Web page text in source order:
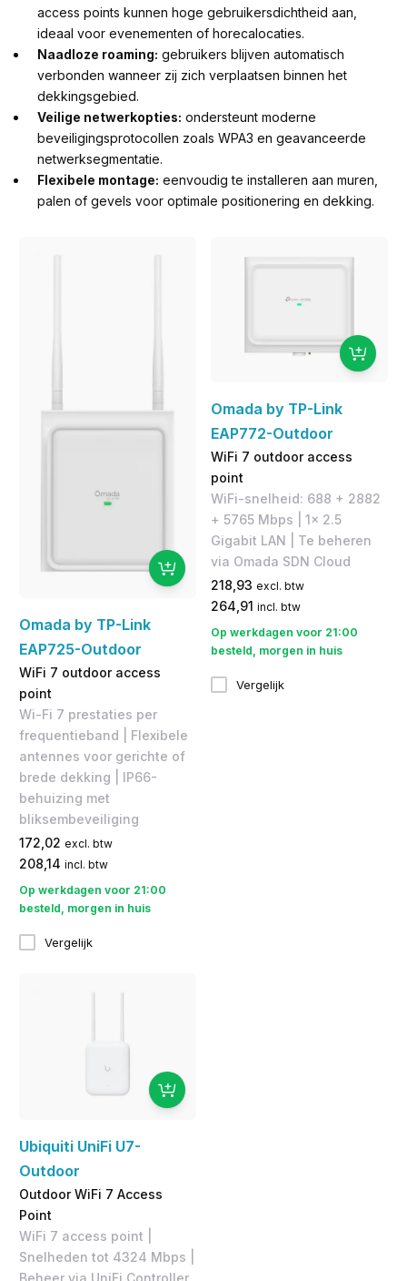
access points kunnen hoge gebruikersdichtheid aan,
ideaal voor evenementen of horecalocaties.
Naadloze roaming: gebruikers blijven automatisch
verbonden wanneer zij zich verplaatsen binnen het
dekkingsgebied.
Veilige netwerkopties: ondersteunt moderne
beveiligingsprotocollen zoals WPA3 en geavanceerde
netwerksegmentatie.
Flexibele montage: eenvoudig te installeren aan muren,
palen of gevels voor optimale positionering en dekking.
Omada by TP-Link
EAP725-Outdoor
WiFi 7 outdoor access
point
Wi-Fi 7 prestaties per
frequentieband | Flexibele
antennes voor gerichte of
brede dekking | IP66-
behuizing met
bliksembeveiliging
172,02 excl. btw
208,14 incl. btw
Op werkdagen voor 21:00
besteld, morgen in huis
Vergelijk
Omada by TP-Link
EAP772-Outdoor
WiFi 7 outdoor access
point
WiFi-snelheid: 688 + 2882
+ 5765 Mbps | 1x 2.5
Gigabit LAN | Te beheren
via Omada SDN Cloud
218,93 excl. btw
264,91 incl. btw
Op werkdagen voor 21:00
besteld, morgen in huis
Vergelijk
Ubiquiti UniFi U7-
Outdoor
Outdoor WiFi 7 Access
Point
WiFi 7 access point |
Snelheden tot 4324 Mbps |
Beheer via UniFi Controller